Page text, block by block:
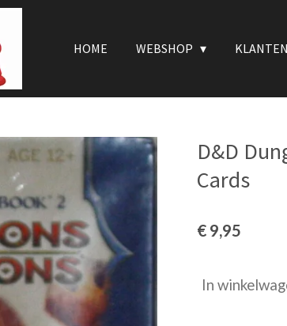
HOME WEBSHOP
D&D
Cards
€ 9,95
In